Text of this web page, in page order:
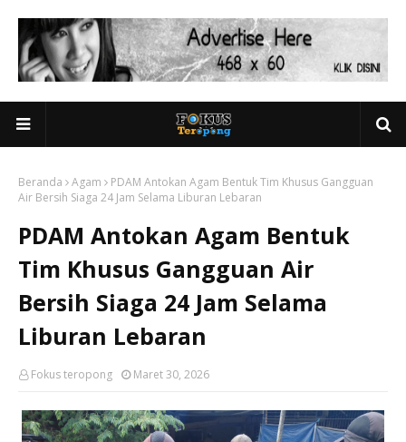
Beranda Agam
PDAM Antokan Agam Bentuk Tim Khusus Gangguan
Air Bersih Siaga 24 Jam Selama Liburan Lebaran
PDAM Antokan Agam Bentuk
Tim Khusus Gangguan Air
Bersih Siaga 24 Jam Selama
Liburan Lebaran
Fokus teropong Maret 30, 2026